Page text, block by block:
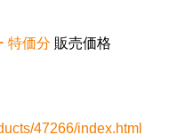
特価分 販売価格
47266/index.html